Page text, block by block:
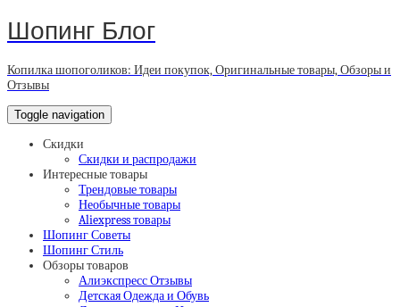
Шопинг Блог
Копилка шопоголиков: Идеи покупок, Оригинальные товары, Обзоры и
Отзывы
Toggle navigation
Скидки
Скидки и распродажи
Интересные товары
Трендовые товары
Необычные товары
Aliexpress товары
Шопинг Советы
Шопинг Стиль
Обзоры товаров
Алиэкспресс Отзывы
Детская Одежда и Обувь